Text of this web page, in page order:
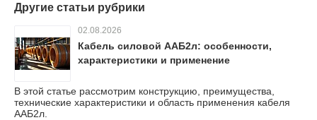
Другие статьи рубрики
02.08.2026
Кабель силовой ААБ2л: особенности,
характеристики и применение
В этой статье рассмотрим конструкцию, преимущества,
технические характеристики и область применения кабеля
ААБ2л.